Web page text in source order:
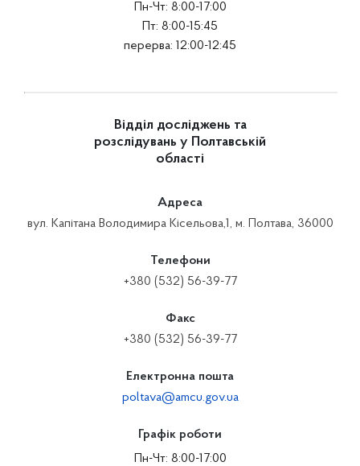
Пн-Чт: 8:00-17:00
Пт: 8:00-15:45
перерва: 12:00-12:45
Відділ досліджень та
розслідувань у Полтавській
області
Адреса
вул. Капітана Володимира Кісельова,1, м. Полтава, 36000
Телефони
+380 (532) 56-39-77
Факс
+380 (532) 56-39-77
Електронна пошта
poltava@amcu.gov.ua
Графік роботи
Пн-Чт: 8:00-17:00